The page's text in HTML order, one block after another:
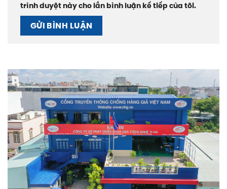
trình duyệt này cho lần bình luận kế tiếp của tôi.